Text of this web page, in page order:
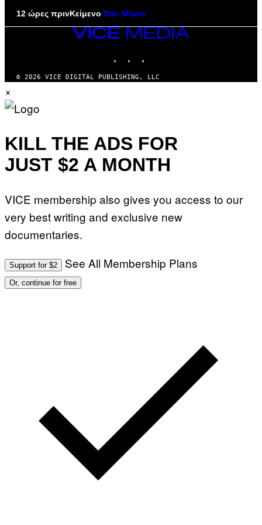
12 ώρες πρινΚείμενο Dan Milam
VICE
© 2026 VICE DIGITAL PUBLISHING, LLC
×
KILL THE ADS FOR
JUST $2 A MONTH
VICE membership also gives you access to our
very best writing and exclusive new
documentaries.
Support for $2 See All Membership Plans
Or, continue for free